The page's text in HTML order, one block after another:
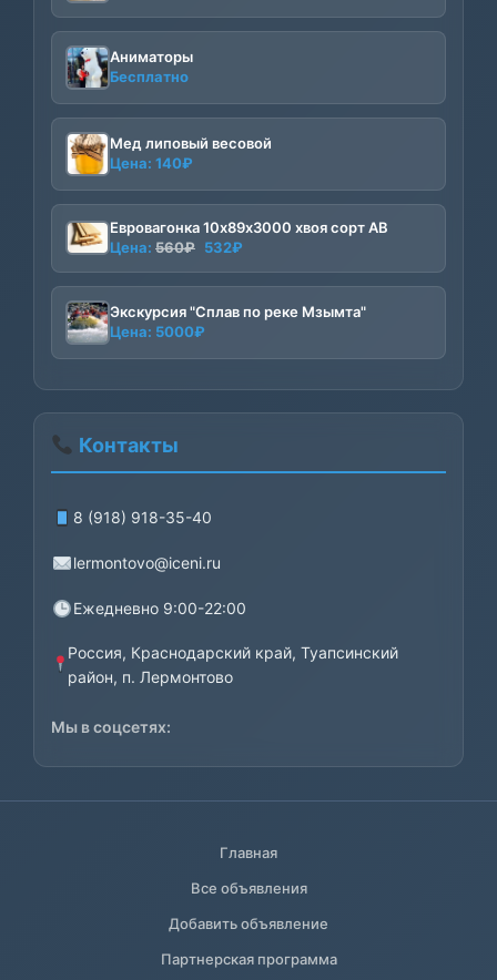
Аниматоры
Бесплатно
Мед липовый весовой
Цена: 140₽
Евровагонка 10х89х3000 хвоя сорт АВ
Цена: 560₽ Первоначальная
составляла
560₽.
532₽
532₽.
Экскурсия "Сплав по реке Мзымта"
Цена: 5000₽
Контакты
8 (918) 918-35-40
lermontovo@iceni.ru
Ежедневно 9:00-22:00
Россия, Краснодарский край, Туапсинский
район, п. Лермонтово
Мы в соцсетях:
Главная
Все объявления
Добавить объявление
Партнерская программа